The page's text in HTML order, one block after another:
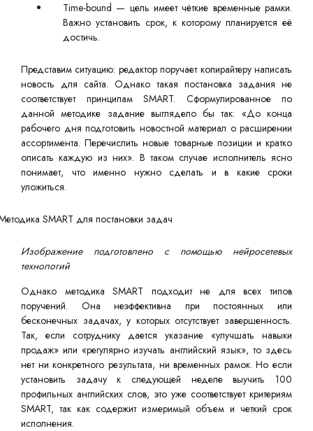
Time-bound — цель имеет чёткие временные рамки.
Важно установить срок, к которому планируется её
достичь.
Представим ситуацию: редактор поручает копирайтеру написать
новость для сайта. Однако такая постановка задания не
соответствует принципам SMART. Сформулированное по
данной методике задание выглядело бы так: «До конца
рабочего дня подготовить новостной материал о расширении
ассортимента. Перечислить новые товарные позиции и кратко
описать каждую из них». В таком случае исполнитель ясно
понимает, что именно нужно сделать и в какие сроки
уложиться.
Изображение подготовлено с помощью нейросетевых
технологий
Однако методика SMART подходит не для всех типов
поручений. Она неэффективна при постоянных или
бесконечных задачах, у которых отсутствует завершенность.
Так, если сотруднику дается указание «улучшать навыки
продаж» или «регулярно изучать английский язык», то здесь
нет ни конкретного результата, ни временных рамок. Но если
установить задачу к следующей неделе выучить 100
профильных английских слов, это уже соответствует критериям
SMART, так как содержит измеримый объем и четкий срок
исполнения.